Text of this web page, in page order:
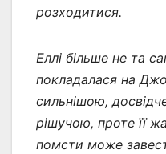
розходитися.
Еллі більше не та
покладалася на
сильнішою,
рішучою, проте її
помсти може